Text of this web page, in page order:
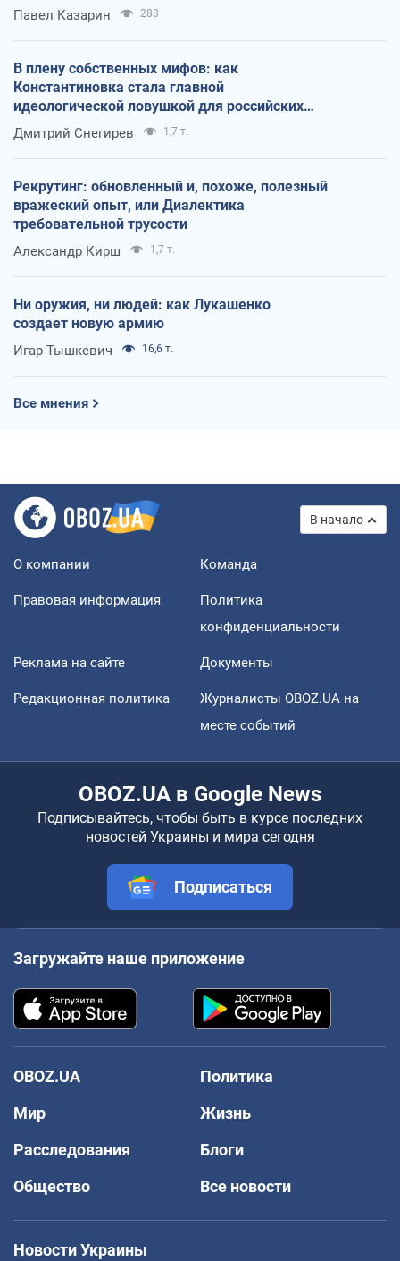
Павел Казарин 288
В плену собственных мифов: как
Константиновка стала главной
идеологической ловушкой для российских
оккупантов
Дмитрий Снегирев 1,7 т.
Рекрутинг: обновленный и, похоже, полезный
вражеский опыт, или Диалектика
требовательной трусости
Александр Кирш 1,7 т.
Ни оружия, ни людей: как Лукашенко
создает новую армию
Игар Тышкевич 16,6 т.
Все мнения
В начало
О компании Команда
Правовая информация
Политика
конфиденциальности
Реклама на сайте Документы
Редакционная политика
Журналисты OBOZ.UA на
месте событий
OBOZ.UA в Google News
Подписывайтесь, чтобы быть в курсе последних
новостей Украины и мира сегодня
Подписаться
Загружайте наше приложение
OBOZ.UA
Политика
Мир
Жизнь
Расследования
Блоги
Общество
Все новости
Новости Украины